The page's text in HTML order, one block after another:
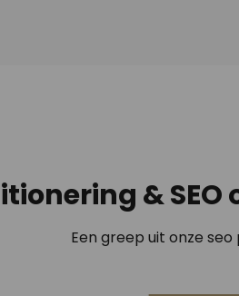
&
Een greep uit onze